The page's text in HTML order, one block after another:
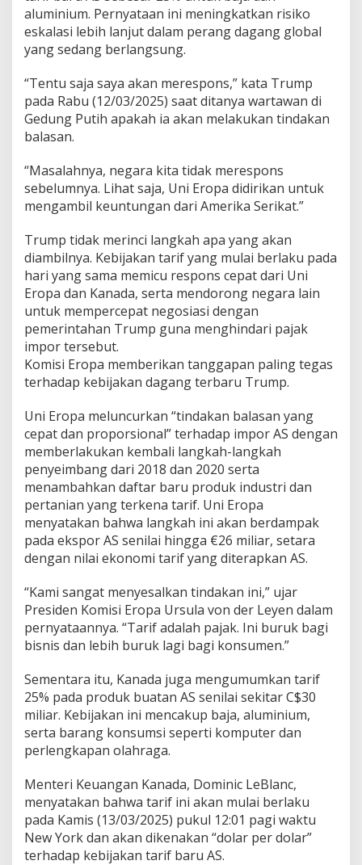
aluminium. Pernyataan ini meningkatkan risiko
eskalasi lebih lanjut dalam perang dagang global
yang sedang berlangsung.
“Tentu saja saya akan merespons,” kata Trump
pada Rabu (12/03/2025) saat ditanya wartawan di
Gedung Putih apakah ia akan melakukan tindakan
balasan.
“Masalahnya, negara kita tidak merespons
sebelumnya. Lihat saja, Uni Eropa didirikan untuk
mengambil keuntungan dari Amerika Serikat.”
Trump tidak merinci langkah apa yang akan
diambilnya. Kebijakan tarif yang mulai berlaku pada
hari yang sama memicu respons cepat dari Uni
Eropa dan Kanada, serta mendorong negara lain
untuk mempercepat negosiasi dengan
pemerintahan Trump guna menghindari pajak
impor tersebut.
Komisi Eropa memberikan tanggapan paling tegas
terhadap kebijakan dagang terbaru Trump.
Uni Eropa meluncurkan “tindakan balasan yang
cepat dan proporsional” terhadap impor AS dengan
memberlakukan kembali langkah-langkah
penyeimbang dari 2018 dan 2020 serta
menambahkan daftar baru produk industri dan
pertanian yang terkena tarif. Uni Eropa
menyatakan bahwa langkah ini akan berdampak
pada ekspor AS senilai hingga €26 miliar, setara
dengan nilai ekonomi tarif yang diterapkan AS.
“Kami sangat menyesalkan tindakan ini,” ujar
Presiden Komisi Eropa Ursula von der Leyen dalam
pernyataannya. “Tarif adalah pajak. Ini buruk bagi
bisnis dan lebih buruk lagi bagi konsumen.”
Sementara itu, Kanada juga mengumumkan tarif
25% pada produk buatan AS senilai sekitar C$30
miliar. Kebijakan ini mencakup baja, aluminium,
serta barang konsumsi seperti komputer dan
perlengkapan olahraga.
Menteri Keuangan Kanada, Dominic LeBlanc,
menyatakan bahwa tarif ini akan mulai berlaku
pada Kamis (13/03/2025) pukul 12:01 pagi waktu
New York dan akan dikenakan “dolar per dolar”
terhadap kebijakan tarif baru AS.